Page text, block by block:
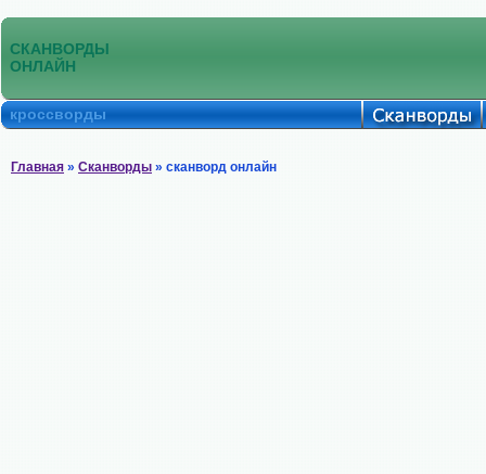
СКАНВОРДЫ
ОНЛАЙН
кроссворды
Главная » Сканворды » сканворд онлайн